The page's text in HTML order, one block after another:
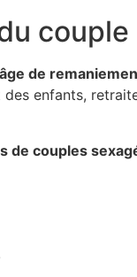
couple
de
enfants,
de couples